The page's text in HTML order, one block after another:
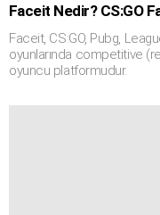
Faceit Nedir? CS:GO
Faceit, CS:GO, Pubg,
oyunlarında competitive
oyuncu platformudur.